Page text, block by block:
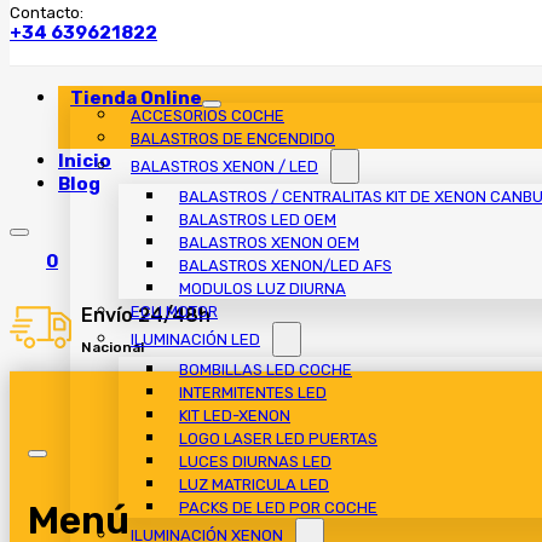
Contacto:
+34 639621822
Tienda Online
ACCESORIOS COCHE
BALASTROS DE ENCENDIDO
BALASTROS XENON / LED
BALASTROS / CENTRALITAS KIT DE XENON
BALASTROS LED OEM
BALASTROS XENON OEM
BALASTROS XENON/LED AFS
MODULOS LUZ DIURNA
ECU MOTOR
ILUMINACIÓN LED
BOMBILLAS LED COCHE
INTERMITENTES LED
KIT LED-XENON
LOGO LASER LED PUERTAS
LUCES DIURNAS LED
LUZ MATRICULA LED
PACKS DE LED POR COCHE
ILUMINACIÓN XENON
Inicio
Blog
0
Envío 24/48h
Nacional
Menú